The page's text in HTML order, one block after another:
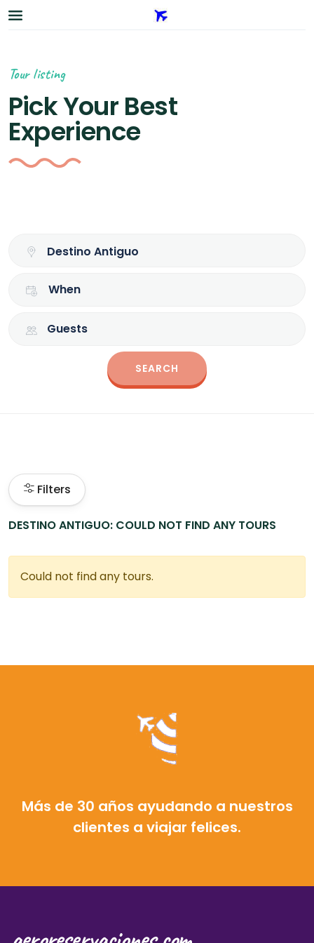
Tour listing
Pick Your Best
Experience
When
Guests
SEARCH
Filters
DESTINO ANTIGUO: COULD NOT FIND ANY TOURS
Could not find any tours.
Más de 30 años ayudando a nuestros
clientes a viajar felices.